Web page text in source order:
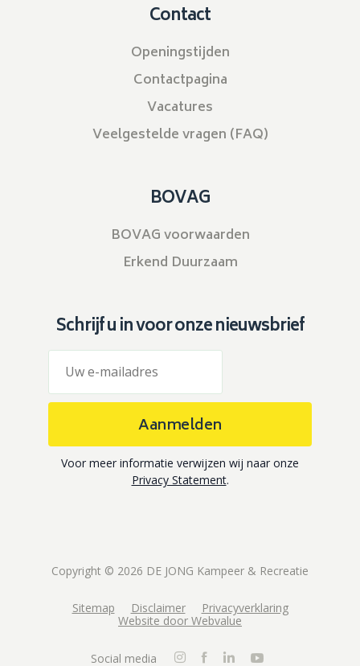
Contact
Openingstijden
Contactpagina
Vacatures
Veelgestelde vragen (FAQ)
BOVAG
BOVAG voorwaarden
Erkend Duurzaam
Schrijf u in voor onze nieuwsbrief
Aanmelden
Voor meer informatie verwijzen wij naar onze
Privacy Statement.
Copyright © 2026 DE JONG Kampeer & Recreatie
Sitemap Disclaimer
Privacyverklaring
Website door Webvalue
Social media